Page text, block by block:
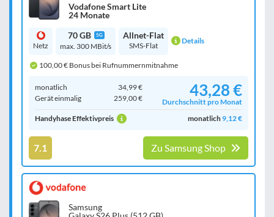
Vodafone Smart Lite
24 Monate
Netz
70 GB 5G
max. 300 MBit/s
Allnet-Flat
SMS-Flat Details
100,00 € Bonus bei Rufnummernmitnahme
monatlich
34,99 €
Gerät einmalig
259,00 € 43,28 €
Durchschnitt pro Monat
Handyhase Effektivpreis
monatlich9,12 €
7.1 Zu Samsung Shop
Samsung